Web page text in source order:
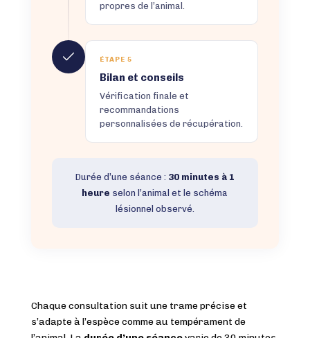
propres de l’animal.
ÉTAPE 5
Bilan et conseils
Vérification finale et
recommandations
personnalisées de récupération.
Durée d’une séance : 30 minutes à 1
heure selon l’animal et le schéma
lésionnel observé.
Chaque consultation suit une trame précise et
s’adapte à l’espèce comme au tempérament de